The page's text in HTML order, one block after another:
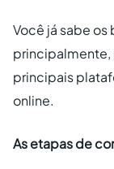
Você já sabe
principalmente,
principais
online.
As etapas de